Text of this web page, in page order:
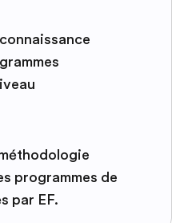
programmes de
par EF.